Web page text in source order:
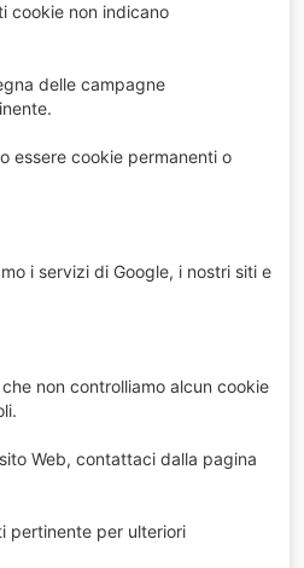
cookie non indicano
delle campagne
essere cookie permanenti o
i servizi di Google, i nostri siti e
non controlliamo alcun cookie
Web, contattaci dalla pagina
pertinente per ulteriori